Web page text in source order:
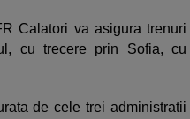
Calatori va asigura trenuri
cu trecere prin Sofia, cu
de cele trei administratii